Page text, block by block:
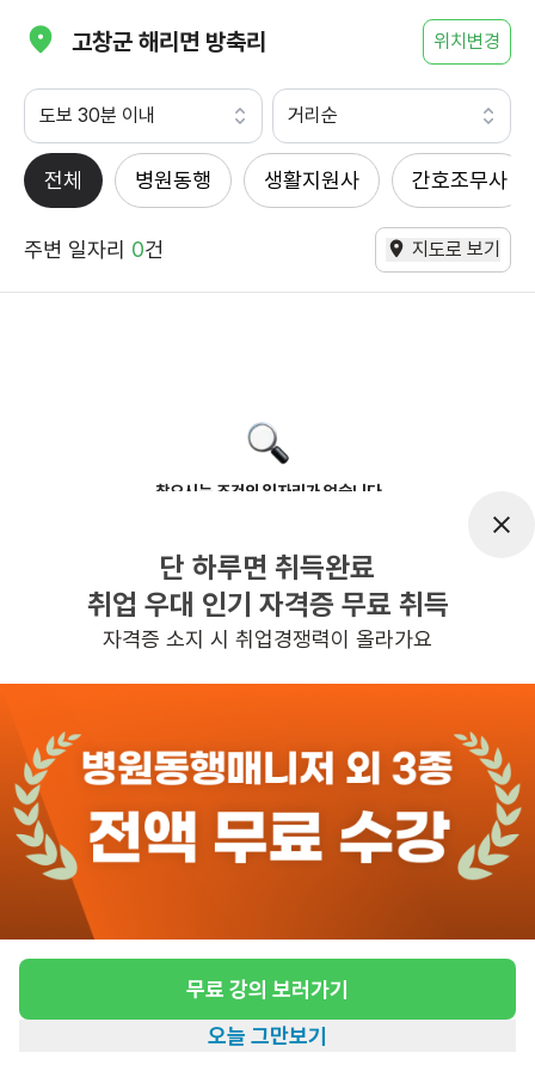
고창군 해리면 방축리 위치변경
도보 30분 이내 거리순
전체 병원동행 생활지원사 간호조무사
주변 일자리 0건 지도로 보기
찾으시는 조건의 일자리가 없습니다
반경 3KM 이내의 일자리 확인하기
단 하루면 취득완료
취업 우대 인기 자격증 무료 취득
자격증 소지 시 취업경쟁력이 올라가요
무료 강의 보러가기
오늘 그만보기